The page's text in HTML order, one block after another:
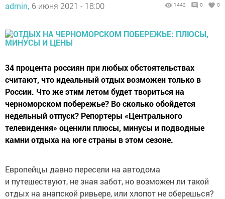
admin, 6 июня 2021 - 18:00 1442 0 0
34 процента россиян при любых обстоятельствах
считают, что идеальный отдых возможен только в
России. Что же этим летом будет твориться на
черноморском побережье? Во сколько обойдется
недельный отпуск? Репортеры «Центрального
телевидения» оценили плюсы, минусы и подводные
камни отдыха на юге страны в этом сезоне.
Европейцы давно пересели на автодома
и путешествуют, не зная забот, но возможен ли такой
отдых на анапской ривьере, или хлопот не оберешься?